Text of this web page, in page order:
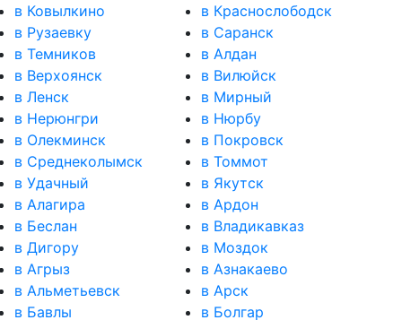
в Ковылкино
в Краснослободск
в Рузаевку
в Саранск
в Темников
в Алдан
в Верхоянск
в Вилюйск
в Ленск
в Мирный
в Нерюнгри
в Нюрбу
в Олекминск
в Покровск
в Среднеколымск
в Томмот
в Удачный
в Якутск
в Алагира
в Ардон
в Беслан
в Владикавказ
в Дигору
в Моздок
в Агрыз
в Азнакаево
в Альметьевск
в Арск
в Бавлы
в Болгар